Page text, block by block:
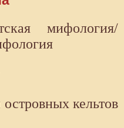
мифология/
кельтов